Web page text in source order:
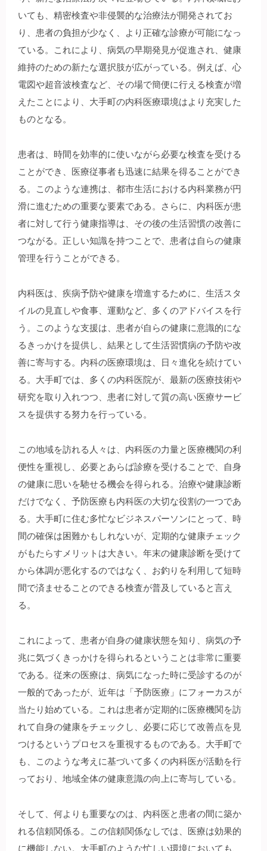
いても、精密検査や非侵襲的な治療法が開発されてお
り、患者の負担が少なく、より正確な診療が可能になっ
ている。これにより、病気の早期発見が促進され、健康
維持のための新たな選択肢が広がっている。例えば、心
電図や超音波検査など、その場で簡便に行える検査が増
えたことにより、大手町の内科医療環境はより充実した
ものとなる。
患者は、時間を効率的に使いながら必要な検査を受ける
ことができ、医療従事者も迅速に結果を得ることができ
る。このような連携は、都市生活における内科業務が円
滑に進むための重要な要素である。さらに、内科医が患
者に対して行う健康指導は、その後の生活習慣の改善に
つながる。正しい知識を持つことで、患者は自らの健康
管理を行うことができる。
内科医は、疾病予防や健康を増進するために、生活スタ
イルの見直しや食事、運動など、多くのアドバイスを行
う。このような支援は、患者が自らの健康に意識的にな
るきっかけを提供し、結果として生活習慣病の予防や改
善に寄与する。内科の医療環境は、日々進化を続けてい
る。大手町では、多くの内科医院が、最新の医療技術や
研究を取り入れつつ、患者に対して質の高い医療サービ
スを提供する努力を行っている。
この地域を訪れる人々は、内科医の力量と医療機関の利
便性を重視し、必要とあらば診療を受けることで、自身
の健康に思いを馳せる機会を得られる。治療や健康診断
だけでなく、予防医療も内科医の大切な役割の一つであ
る。大手町に住む多忙なビジネスパーソンにとって、時
間の確保は困難かもしれないが、定期的な健康チェック
がもたらすメリットは大きい。年末の健康診断を受けて
から体調が悪化するのではなく、お釣りを利用して短時
間で済ませることのできる検査が普及していると言え
る。
これによって、患者が自身の健康状態を知り、病気の予
兆に気づくきっかけを得られるということは非常に重要
である。従来の医療は、病気になった時に受診するのが
一般的であったが、近年は「予防医療」にフォーカスが
当たり始めている。これは患者が定期的に医療機関を訪
れて自身の健康をチェックし、必要に応じて改善点を見
つけるというプロセスを重視するものである。大手町で
も、このような考えに基づいて多くの内科医が活動を行
っており、地域全体の健康意識の向上に寄与している。
そして、何よりも重要なのは、内科医と患者の間に築か
れる信頼関係る。この信頼関係なしでは、医療は効果的
に機能しない。大手町のような忙しい環境においても、